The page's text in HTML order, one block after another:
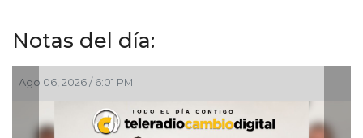
Notas del día:
06, 2026 / 6:01 PM